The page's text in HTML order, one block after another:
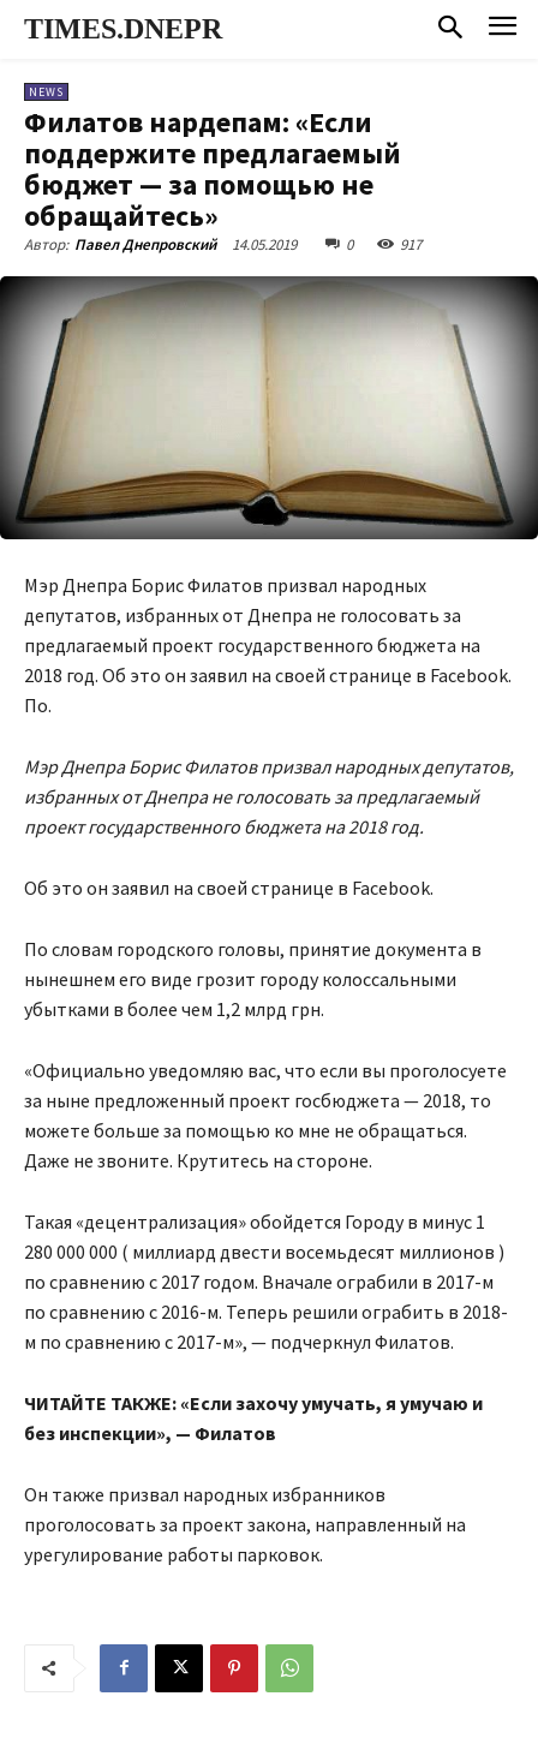
TIMES.DNEPR
NEWS
Филатов нардепам: «Если
поддержите предлагаемый
бюджет — за помощью не
обращайтесь»
Автор: Павел Днепровский 14.05.2019 0 917
Мэр Днепра Борис Филатов призвал народных
депутатов, избранных от Днепра не голосовать за
предлагаемый проект государственного бюджета на
2018 год. Об это он заявил на своей странице в Facebook.
По.
Мэр Днепра Борис Филатов призвал народных депутатов,
избранных от Днепра не голосовать за предлагаемый
проект государственного бюджета на 2018 год.
Об это он заявил на своей странице в Facebook.
По словам городского головы, принятие документа в
нынешнем его виде грозит городу колоссальными
убытками в более чем 1,2 млрд грн.
«Официально уведомляю вас, что если вы проголосуете
за ныне предложенный проект госбюджета — 2018, то
можете больше за помощью ко мне не обращаться.
Даже не звоните. Крутитесь на стороне.
Такая «децентрализация» обойдется Городу в минус 1
280 000 000 ( миллиард двести восемьдесят миллионов )
по сравнению с 2017 годом. Вначале ограбили в 2017-м
по сравнению с 2016-м. Теперь решили ограбить в 2018-
м по сравнению с 2017-м», — подчеркнул Филатов.
ЧИТАЙТЕ ТАКЖЕ: «Если захочу умучать, я умучаю и
без инспекции», — Филатов
Он также призвал народных избранников
проголосовать за проект закона, направленный на
урегулирование работы парковок.